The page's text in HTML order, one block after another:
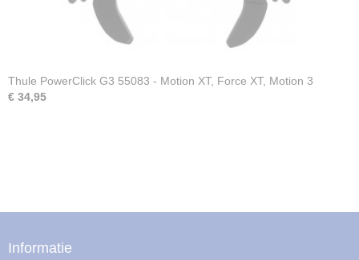
Thule PowerClick G3 55083 - Motion XT, Force XT, Motion 3
€ 34,95
Informatie